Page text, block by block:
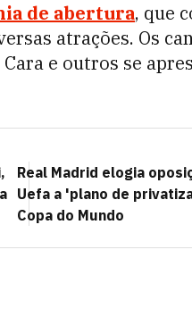
de abertura, que
atrações. Os
e outros se
Real Madrid elogia
Uefa a 'plano de
Copa do Mundo